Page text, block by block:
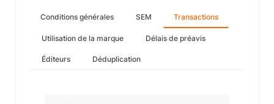
Conditions générales SEM Transactions
Utilisation de la marque Délais de préavis
Éditeurs Déduplication